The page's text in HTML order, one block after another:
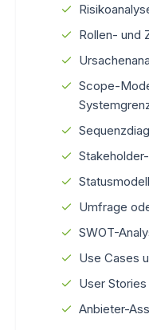
Rollen- und
Scope-
Umfrage
SWOT-
Use Cases
User Stories
Anbieter-